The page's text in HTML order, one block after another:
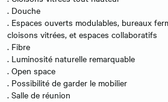
. Douche
. Espaces ouverts modulables, bureaux
cloisons vitrées, et espaces collaboratifs
. Fibre
. Luminosité naturelle remarquable
. Open space
. Possibilité de garder le mobilier
. Salle de réunion